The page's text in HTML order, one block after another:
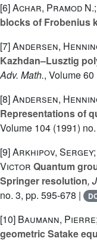
[6]Achar, Pramod
blocks of Frobenius
[7]Andersen,
Kazhdan–Lusztig
Adv. Math., Volume 60
[8]Andersen,
Representations of
Volume 104 (1991)
[9]Arkhipov,
Victor Quantum
Springer resolution,
no. 3, pp. 595-678 |
[10] Baumann,
geometric Satake